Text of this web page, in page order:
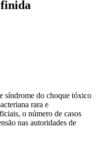
síndrome do choque tóxico
rara e
o número de casos
nas autoridades de